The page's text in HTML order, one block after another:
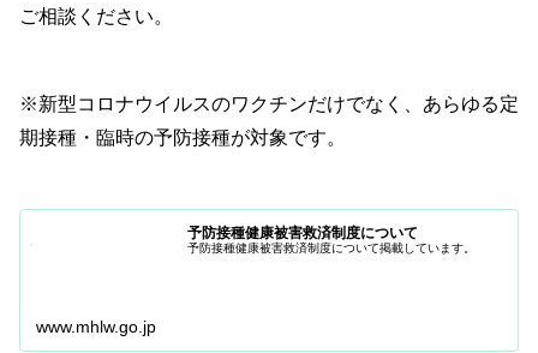
ご相談ください。
※新型コロナウイルスのワクチンだけでなく、あらゆる定
期接種・臨時の予防接種が対象です。
予防接種健康被害救済制度について
予防接種健康被害救済制度について掲載しています。
www.mhlw.go.jp